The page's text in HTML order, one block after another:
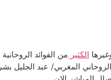
الكثير من الفوائد الروحانية
المغربي/ عبد الجليل بشر |